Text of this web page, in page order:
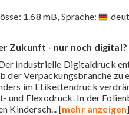
1.68 mB, Sprache:
Zukunft - nur noch digital?
industrielle Digitaldruck
der Verpackungsbranche zu
im Etikettendruck
und Flexodruck. In der
Kindersch... [mehr anzeigen]